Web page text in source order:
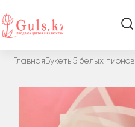
Главная Букеты5 белых пионов